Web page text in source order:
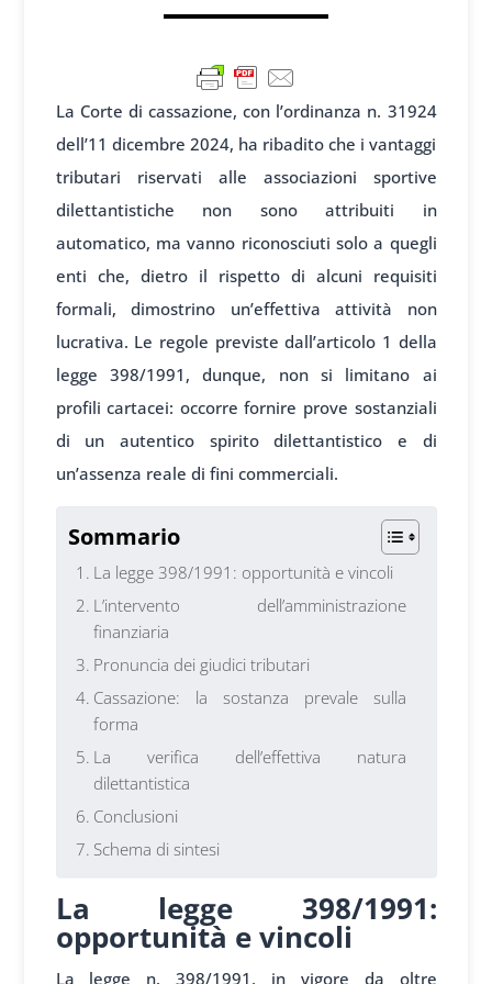
La Corte di cassazione, con l’ordinanza n. 31924
dell’11 dicembre 2024, ha ribadito che i vantaggi
tributari riservati alle associazioni sportive
dilettantistiche non sono attribuiti in
automatico, ma vanno riconosciuti solo a quegli
enti che, dietro il rispetto di alcuni requisiti
formali, dimostrino un’effettiva attività non
lucrativa. Le regole previste dall’articolo 1 della
legge 398/1991, dunque, non si limitano ai
profili cartacei: occorre fornire prove sostanziali
di un autentico spirito dilettantistico e di
un’assenza reale di fini commerciali.
Sommario
La legge 398/1991: opportunità e vincoli
L’intervento dell’amministrazione
finanziaria
Pronuncia dei giudici tributari
Cassazione: la sostanza prevale sulla
forma
La verifica dell’effettiva natura
dilettantistica
Conclusioni
Schema di sintesi
La legge 398/1991:
opportunità e vincoli
La legge n. 398/1991, in vigore da oltre